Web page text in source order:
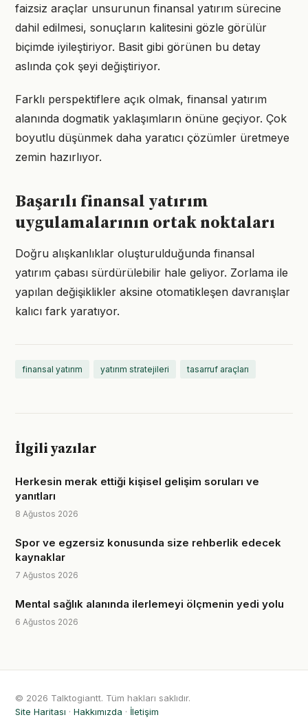
faizsiz araçlar unsurunun finansal yatırım sürecine
dahil edilmesi, sonuçların kalitesini gözle görülür
biçimde iyileştiriyor. Basit gibi görünen bu detay
aslında çok şeyi değiştiriyor.
Farklı perspektiflere açık olmak, finansal yatırım
alanında dogmatik yaklaşımların önüne geçiyor. Çok
boyutlu düşünmek daha yaratıcı çözümler üretmeye
zemin hazırlıyor.
Başarılı finansal yatırım
uygulamalarının ortak noktaları
Doğru alışkanlıklar oluşturulduğunda finansal
yatırım çabası sürdürülebilir hale geliyor. Zorlama ile
yapılan değişiklikler aksine otomatikleşen davranışlar
kalıcı fark yaratıyor.
finansal yatırım yatırım stratejileri tasarruf araçları
İlgili yazılar
Herkesin merak ettiği kişisel gelişim soruları ve
yanıtları
8 Ağustos 2026
Spor ve egzersiz konusunda size rehberlik edecek
kaynaklar
7 Ağustos 2026
Mental sağlık alanında ilerlemeyi ölçmenin yedi yolu
6 Ağustos 2026
© 2026 Talktogiantt. Tüm hakları saklıdır.
Site Haritası · Hakkımızda · İletişim